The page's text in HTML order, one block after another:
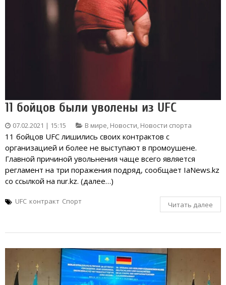
11 бойцов были уволены из UFC
07.02.2021 | 15:15 В мире, Новости, Новости спорта
11 бойцов UFC лишились своих контрактов с
организацией и более не выступают в промоушене.
Главной причиной увольнения чаще всего является
регламент на три поражения подряд, сообщает IaNews.kz
со ссылкой на nur.kz. (далее…)
UFC контракт Спорт Читать далее